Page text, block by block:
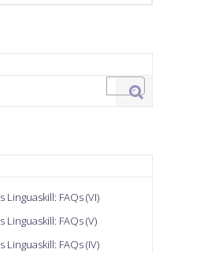
FAQs (VI)
FAQs (V)
FAQs (IV)